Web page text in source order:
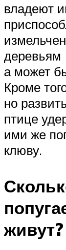
владеют
деревьям
а может
Кроме
но
птице
ими же
клюву.
живут?